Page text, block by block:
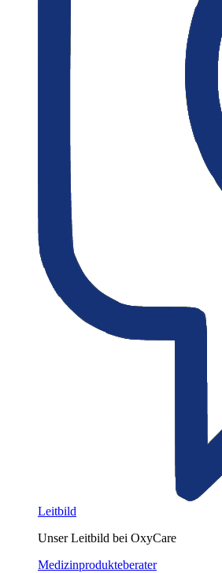
Leitbild
Unser Leitbild bei OxyCare
Medizinprodukteberater